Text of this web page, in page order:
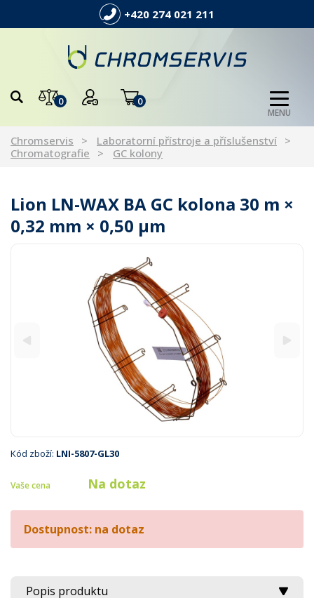
+420 274 021 211
0 0
MENU
Chromservis
Laboratorní přístroje a příslušenství
Chromatografie
GC kolony
Lion LN-WAX BA GC kolona 30 m ×
0,32 mm × 0,50 µm
Kód zboží: LNI-5807-GL30
Vaše cena Na dotaz
Dostupnost: na dotaz
Popis produktu